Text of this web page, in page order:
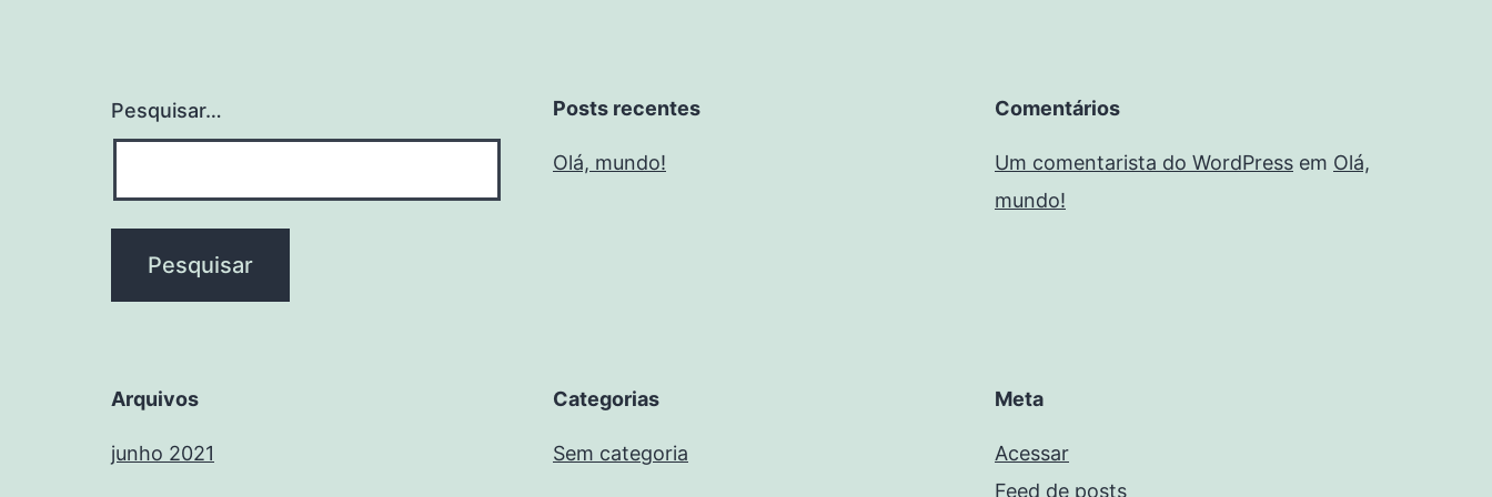
Pesquisar… Posts recentes
Olá, mundo!
Comentários
Um comentarista do WordPress em Olá,
mundo!
Arquivos
junho 2021
Categorias
Sem categoria
Meta
Acessar
Feed de posts